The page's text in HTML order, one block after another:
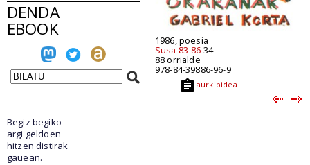
DENDA
EBOOK
1986, poesia
Susa 83-86 34
88 orrialde
978-84-39886-96-9
aurkibidea
Begiz begiko
argi geldoen
hitzen distirak
gauean.